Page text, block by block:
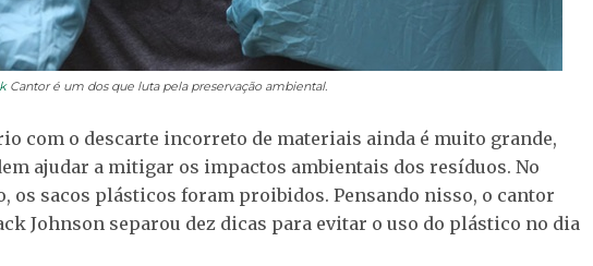
Cantor é um dos que luta pela preservação ambiental.
com o descarte incorreto de materiais ainda é muito grande,
ajudar a mitigar os impactos ambientais dos resíduos. No
os sacos plásticos foram proibidos. Pensando nisso, o cantor
Johnson separou dez dicas para evitar o uso do plástico no dia